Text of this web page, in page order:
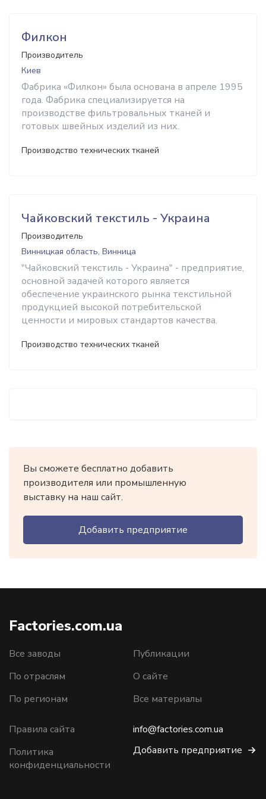
Филкон
Производитель
Киев
Фабрика «Филкон» была основана в апреле 1995
года. Фабрика специализируется на
производстве фильтровальных тканей и
готовых швейных изделий из них.
Производство технических тканей
Чайковский текстиль - Украина
Производитель
Винницкая область, Винница
"Чайковский текстиль - Украина" - предприятие,
основной задачей которого является
обеспечение украинского рынка текстильной
продукцией высокой потребительской
ценности и мировых стандартов качества.
Производство технических тканей
Вы сможете бесплатно добавить
производителя или промышленную
выставку на наш сайт.
Добавить предприятие
Factories.com.ua
Все заводы
По отраслям
По регионам
Публикации
О сайте
Все материалы
Правила сайта
Политика
конфиденциальности
info@factories.com.ua
Добавить предприятие